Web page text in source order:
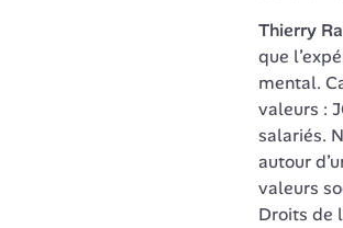
Thierry
que
mental.
valeurs :
salariés.
autour
valeurs
Droits de